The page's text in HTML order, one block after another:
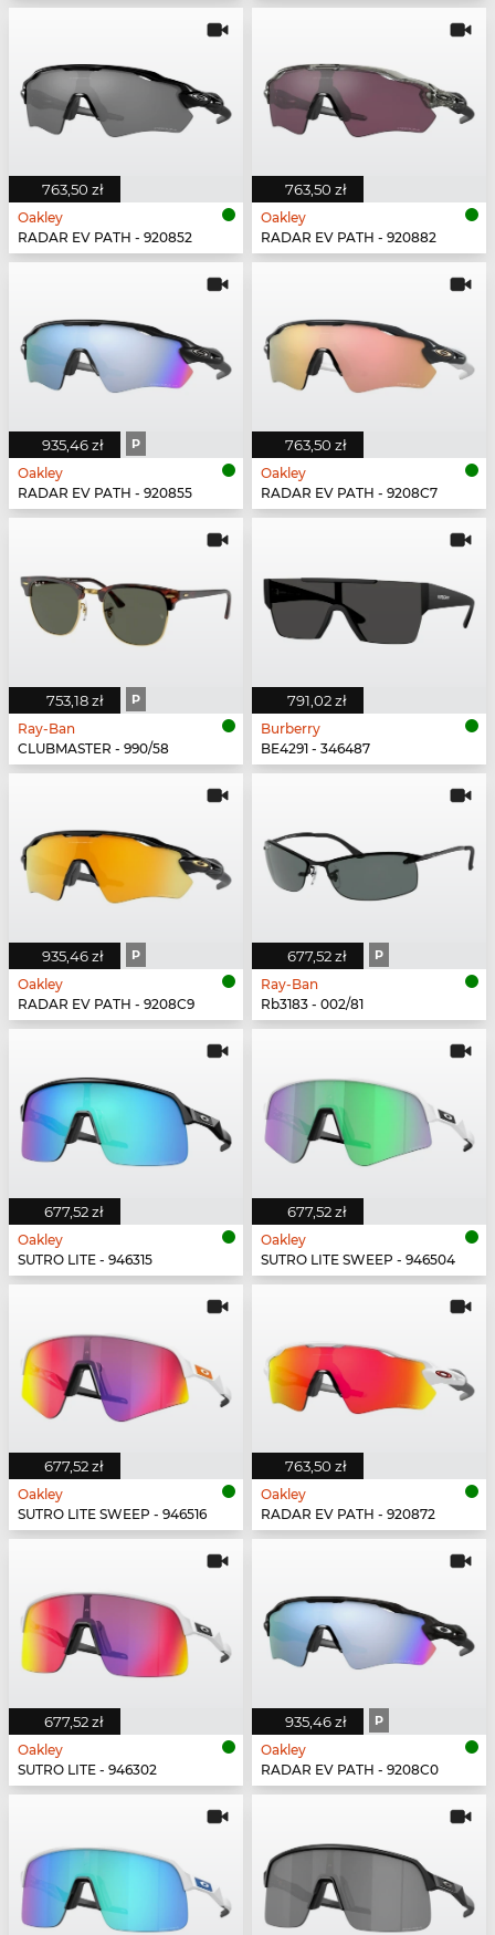
763,50 zł
Oakley
RADAR EV PATH - 920852
763,50 zł
Oakley
RADAR EV PATH - 920882
935,46 zł P
Oakley
RADAR EV PATH - 920855
763,50 zł
Oakley
RADAR EV PATH - 9208C7
753,18 zł P
Ray-Ban
CLUBMASTER - 990/58
791,02 zł
Burberry
BE4291 - 346487
935,46 zł P
Oakley
RADAR EV PATH - 9208C9
677,52 zł P
Ray-Ban
Rb3183 - 002/81
677,52 zł
Oakley
SUTRO LITE - 946315
677,52 zł
Oakley
SUTRO LITE SWEEP - 946504
677,52 zł
Oakley
SUTRO LITE SWEEP - 946516
763,50 zł
Oakley
RADAR EV PATH - 920872
677,52 zł
Oakley
SUTRO LITE - 946302
935,46 zł P
Oakley
RADAR EV PATH - 9208C0